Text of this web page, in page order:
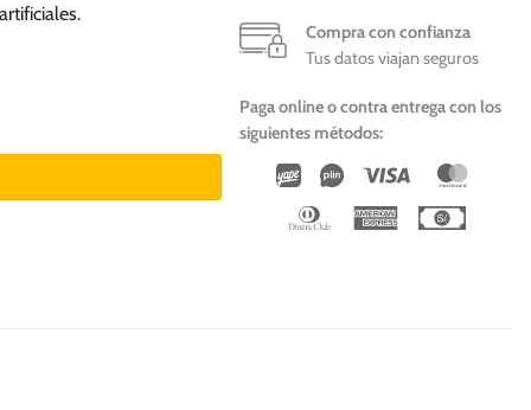
Compra con confianza
Tus datos viajan seguros
Paga online o contra entrega con los
siguientes métodos:
Wirecard
Vipps Visa
Dinners
American